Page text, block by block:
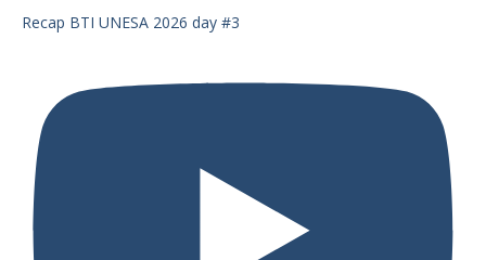
Recap BTI UNESA 2026 day #3